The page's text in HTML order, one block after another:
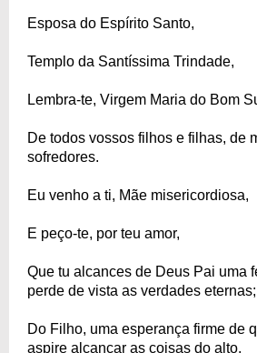
Esposa do Espírito Santo,
Templo da Santíssima Trindade,
Lembra-te, Virgem Maria do Bom
De todos vossos filhos e filhas, de
sofredores.
Eu venho a ti, Mãe misericordiosa,
E peço-te, por teu amor,
Que tu alcances de Deus Pai uma
perde de vista as verdades eternas;
Do Filho, uma esperança firme de
aspire alcançar as coisas do alto.